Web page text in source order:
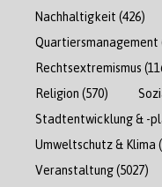
Nachhaltigkeit (426)
Quartiersmanagement
Rechtsextremismus
Religion (570)
Stadtentwicklung & -
Umweltschutz & Klima
Veranstaltung(5027)